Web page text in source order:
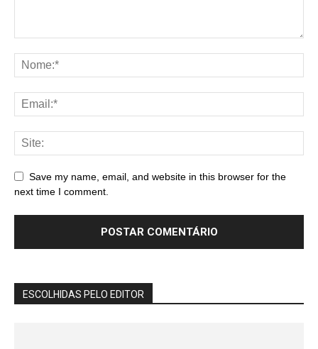
Save my name, email, and website in this browser for the
next time I comment.
ESCOLHIDAS PELO EDITOR